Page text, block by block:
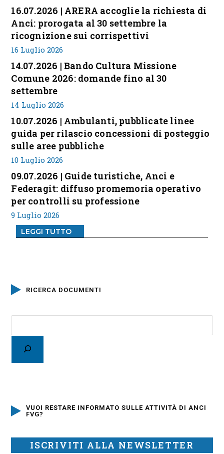
16.07.2026 | ARERA accoglie la richiesta di
Anci: prorogata al 30 settembre la
ricognizione sui corrispettivi
16 Luglio 2026
14.07.2026 | Bando Cultura Missione
Comune 2026: domande fino al 30
settembre
14 Luglio 2026
10.07.2026 | Ambulanti, pubblicate linee
guida per rilascio concessioni di posteggio
sulle aree pubbliche
10 Luglio 2026
09.07.2026 | Guide turistiche, Anci e
Federagit: diffuso promemoria operativo
per controlli su professione
9 Luglio 2026
LEGGI TUTTO
RICERCA DOCUMENTI
VUOI RESTARE INFORMATO SULLE ATTIVITÀ DI ANCI
FVG?
ISCRIVITI ALLA NEWSLETTER